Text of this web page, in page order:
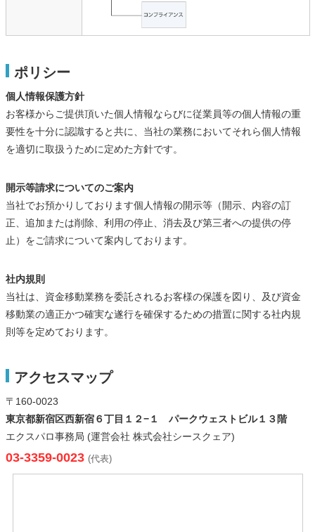
ポリシー
個人情報保護方針
お客様からご提供頂いた個人情報ならびに従業員等の個人情報の重
要性を十分に認識すると共に、当社の業務においてそれら個人情報
を適切に取扱うために定めた方針です。
開示等請求についてのご案内
当社でお預かりしております個人情報の開示等（開示、内容の訂
正、追加または削除、利用の停止、消去及び第三者への提供の停
止）をご請求について案内しております。
社内規則
当社は、資金移動業務を委託されるお客様の保護を図り、及び資金
移動業の適正かつ確実な遂行を確保するための措置に関する社内規
則等を定めております。
アクセスマップ
〒160-0023
東京都新宿区西新宿６丁目１２−１ パークウェストビル１３階
エクスパロ事務局 (運営会社 株式会社シースクェア)
03-3359-0023 (代表)